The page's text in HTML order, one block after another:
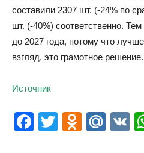
составили 2307 шт. (-24% по
шт. (-40%) соответственно.
до 2027 года, потому что
взгляд, это грамотное решение.
Источник
Facebook
Twitter